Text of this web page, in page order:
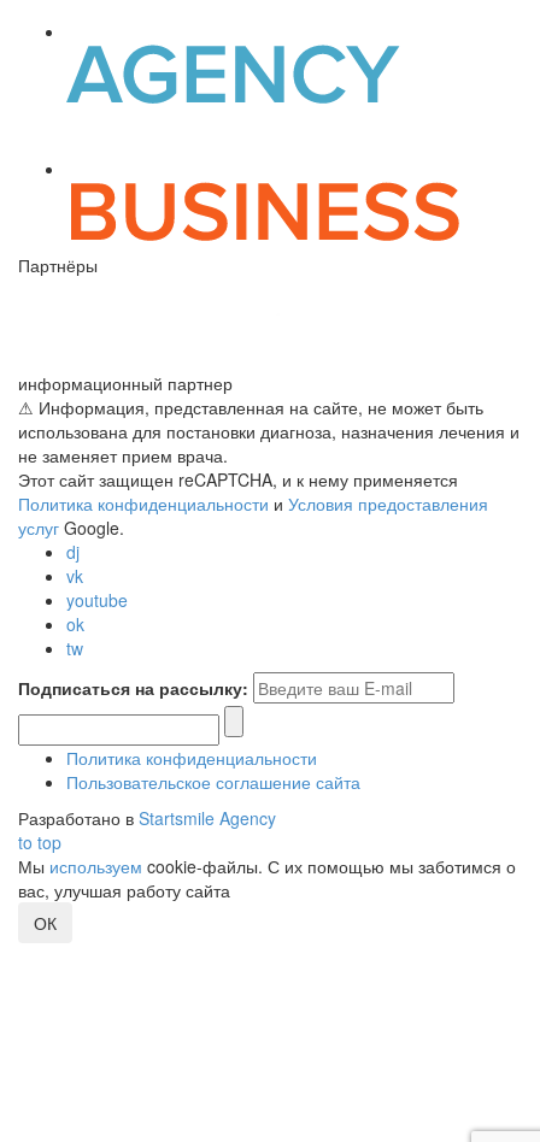
Партнёры
информационный партнер
⚠ Информация, представленная на сайте, не может быть
использована для постановки диагноза, назначения лечения и
не заменяет прием врача.
Этот сайт защищен reCAPTCHA, и к нему применяется
Политика конфиденциальности и Условия предоставления
услуг Google.
dj
vk
youtube
ok
tw
Подписаться на рассылку:
Политика конфиденциальности
Пользовательское соглашение сайта
Разработано в Startsmile Agency
to top
Мы используем cookie-файлы. С их помощью мы заботимся о
вас, улучшая работу сайта
ОК